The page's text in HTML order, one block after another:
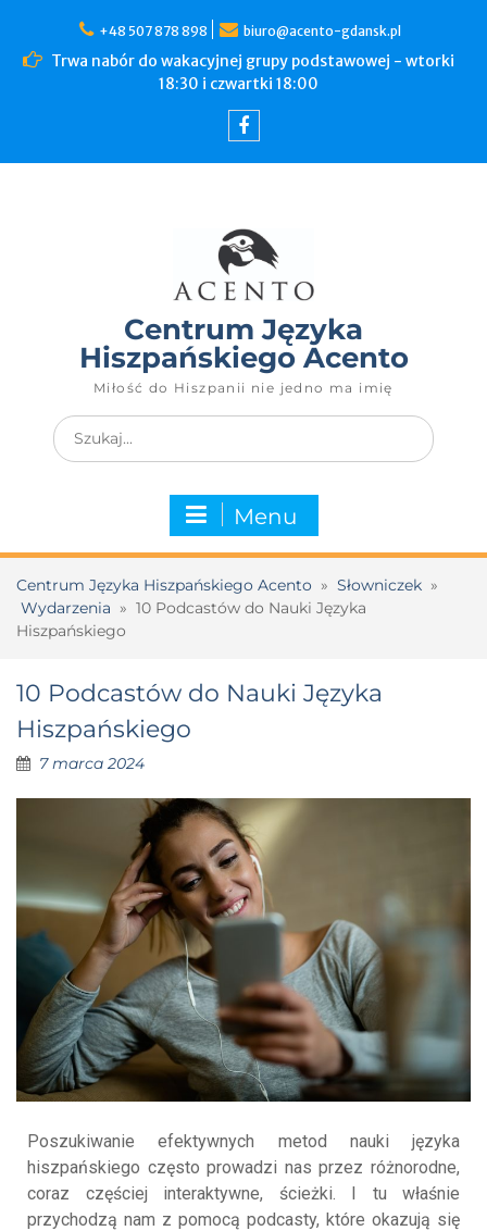
+48 507 878 898 biuro@acento-gdansk.pl
Trwa nabór do wakacyjnej grupy podstawowej - wtorki
18:30 i czwartki 18:00
Centrum Języka
Hiszpańskiego Acento
Miłość do Hiszpanii nie jedno ma imię
Menu
Centrum Języka Hiszpańskiego Acento » Słowniczek »
Wydarzenia » 10 Podcastów do Nauki Języka
Hiszpańskiego
10 Podcastów do Nauki Języka
Hiszpańskiego
7 marca 2024
Poszukiwanie efektywnych metod nauki języka
hiszpańskiego często prowadzi nas przez różnorodne,
coraz częściej interaktywne, ścieżki. I tu właśnie
przychodzą nam z pomocą podcasty, które okazują się